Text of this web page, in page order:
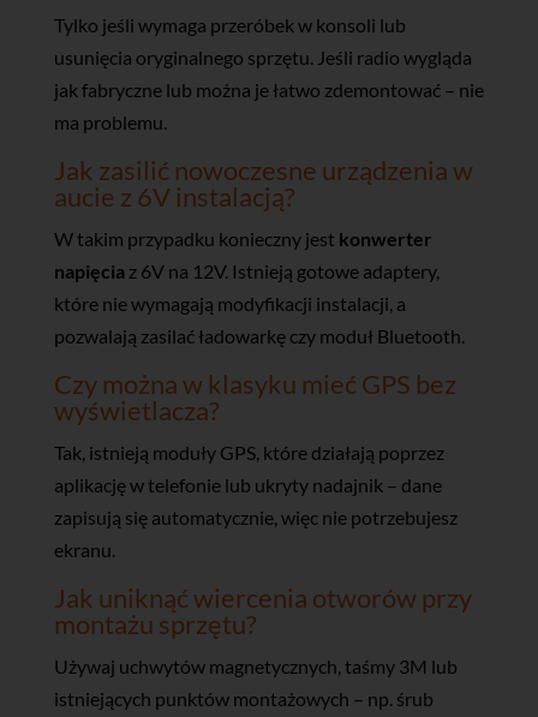
Tylko jeśli wymaga przeróbek w konsoli lub
usunięcia oryginalnego sprzętu. Jeśli radio wygląda
jak fabryczne lub można je łatwo zdemontować – nie
ma problemu.
Jak zasilić nowoczesne urządzenia w
aucie z 6V instalacją?
W takim przypadku konieczny jest konwerter
napięciaz 6V na 12V. Istnieją gotowe adaptery,
które nie wymagają modyfikacji instalacji, a
pozwalają zasilać ładowarkę czy moduł Bluetooth.
Czy można w klasyku mieć GPS bez
wyświetlacza?
Tak, istnieją moduły GPS, które działają poprzez
aplikację w telefonie lub ukryty nadajnik – dane
zapisują się automatycznie, więc nie potrzebujesz
ekranu.
Jak uniknąć wiercenia otworów przy
montażu sprzętu?
Używaj uchwytów magnetycznych, taśmy 3M lub
istniejących punktów montażowych – np. śrub